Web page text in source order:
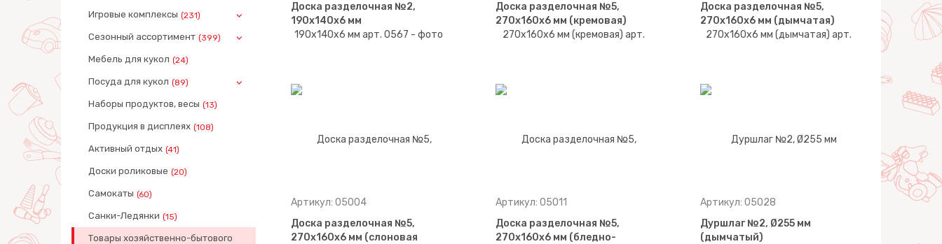
Игровые комплексы (231)
Сезонный ассортимент (399)
Мебель для кукол (24)
Посуда для кукол (89)
Наборы продуктов, весы (13)
Продукция в дисплеях (108)
Активный отдых (41)
Доски роликовые (20)
Самокаты (60)
Санки-Ледянки (15)
Товары хозяйственно-бытового
Доска разделочная №2,
190х140х6 мм
Доска разделочная №5,
270х160х6 мм (кремовая)
Доска разделочная №5,
270х160х6 мм (дымчатая)
Артикул: 05004
Доска разделочная №5,
270х160х6 мм (слоновая
Артикул: 05011
Доска разделочная №5,
270х160х6 мм (бледно-
Артикул: 05028
Дуршлаг №2, Ø255 мм
(дымчатый)